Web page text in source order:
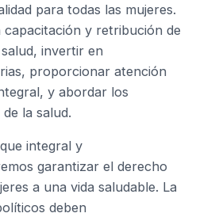
para todas las mujeres.
y retribución de
invertir en
proporcionar atención
y abordar los
la salud.
integral y
garantizar el derecho
a una vida saludable. La
deben